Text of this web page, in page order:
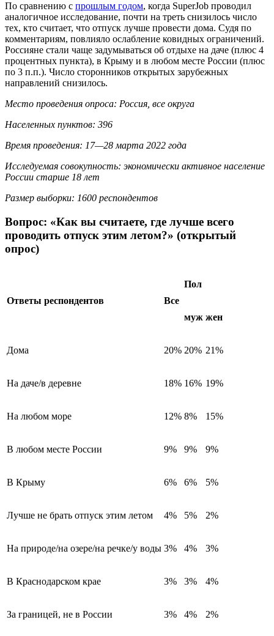
По сравнению с прошлым годом, когда SuperJob проводил
аналогичное исследование, почти на треть снизилось число
тех, кто считает, что отпуск лучше провести дома. Судя по
комментариям, повлияло ослабление ковидных ограничений.
Россияне стали чаще задумываться об отдыхе на даче (плюс 4
процентных пункта), в Крыму и в любом месте России (плюс
по 3 п.п.). Число сторонников открытых зарубежных
направлений снизилось.
Место проведения опроса: Россия, все округа
Населенных пунктов: 396
Время проведения: 17—28 марта 2022 года
Исследуемая совокупность: экономически активное население
России старше 18 лет
Размер выборки: 1600 респондентов
Вопрос: «Как вы считаете, где лучше всего
проводить отпуск этим летом?» (открытый
опрос)
Ответы респондентов Все
Пол
муж жен
Дома 20% 20% 21%
На даче/в деревне 18% 16% 19%
На любом море 12% 8% 15%
В любом месте России 9% 9% 9%
В Крыму 6% 6% 5%
Лучше не брать отпуск этим летом 4% 5% 2%
На природе/на озере/на речке/у воды 3% 4% 3%
В Краснодарском крае 3% 3% 4%
За границей, не в России 3% 4% 2%